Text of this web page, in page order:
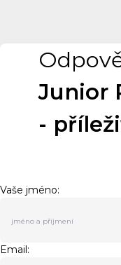
Junior
-
Vaše jméno:
Email: